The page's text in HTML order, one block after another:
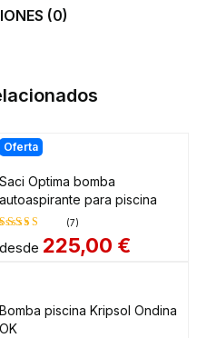
(0)
Oferta
Saci Optima bomba
autoaspirante para piscina
Valorado
(7)
desde 225,00 €
Bomba piscina Kripsol Ondina
OK